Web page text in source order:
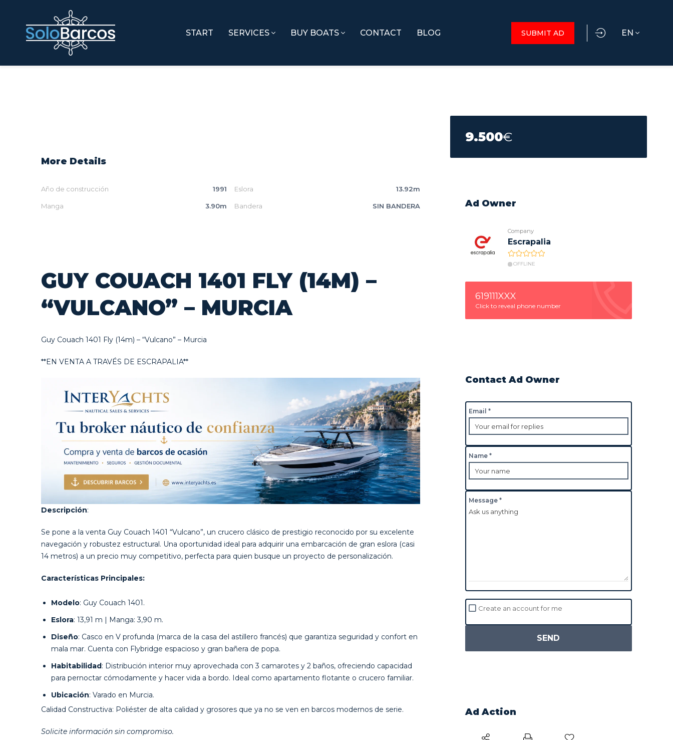
START SERVICES BUY BOATS CONTACT BLOG EN
SUBMIT AD
More Details
Año de construcción 1991 Eslora 13.92m
Manga 3.90m Bandera SIN BANDERA
GUY COUACH 1401 FLY (14M) –
“VULCANO” – MURCIA
Guy Couach 1401 Fly (14m) – “Vulcano” – Murcia
**EN VENTA A TRAVÉS DE ESCRAPALIA**
Descripción:
Se pone a la venta Guy Couach 1401 “Vulcano”, un crucero clásico de prestigio reconocido por su excelente
navegación y robustez estructural. Una oportunidad ideal para adquirir una embarcación de gran eslora (casi
14 metros) a un precio muy competitivo, perfecta para quien busque un proyecto de personalización.
Características Principales:
Modelo: Guy Couach 1401.
Eslora: 13,91 m | Manga: 3,90 m.
Diseño: Casco en V profunda (marca de la casa del astillero francés) que garantiza seguridad y confort en
mala mar. Cuenta con Flybridge espacioso y gran bañera de popa.
Habitabilidad: Distribución interior muy aprovechada con 3 camarotes y 2 baños, ofreciendo capacidad
para pernoctar cómodamente y hacer vida a bordo. Ideal como apartamento flotante o crucero familiar.
Ubicación: Varado en Murcia.
Calidad Constructiva: Poliéster de alta calidad y grosores que ya no se ven en barcos modernos de serie.
Solicite información sin compromiso.
9.500€
Ad Owner
Company
Escrapalia
OFFLINE
619111XXX
Click to reveal phone number
Contact Ad Owner
Email *
Name *
Message *
Create an account for me
SEND
Ad Action